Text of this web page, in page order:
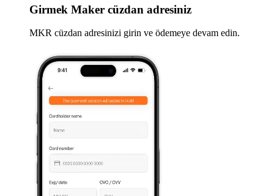
Girmek Maker cüzdan adresiniz
MKR cüzdan adresinizi girin ve ödemeye devam edin.